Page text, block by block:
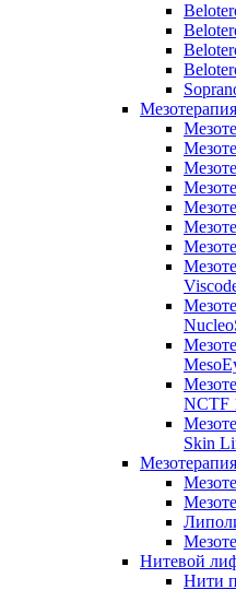
NCTF
Skin
Нитевой
Нити